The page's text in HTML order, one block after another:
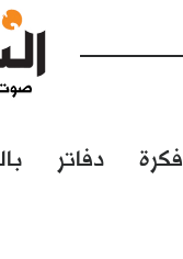
فكرة دفاتر